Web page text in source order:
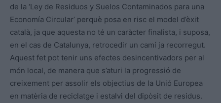
de la ‘Ley de Residuos y Suelos Contaminados para una
Economía Circular’ perquè posa en risc el model d’èxit
català, ja que aquesta no té un caràcter finalista, i suposa,
en el cas de Catalunya, retrocedir un camí ja recorregut.
Aquest fet pot tenir uns efectes desincentivadors per al
món local, de manera que s’aturi la progressió de
creixement per assolir els objectius de la Unió Europea
en matèria de reciclatge i estalvi del dipòsit de residus.